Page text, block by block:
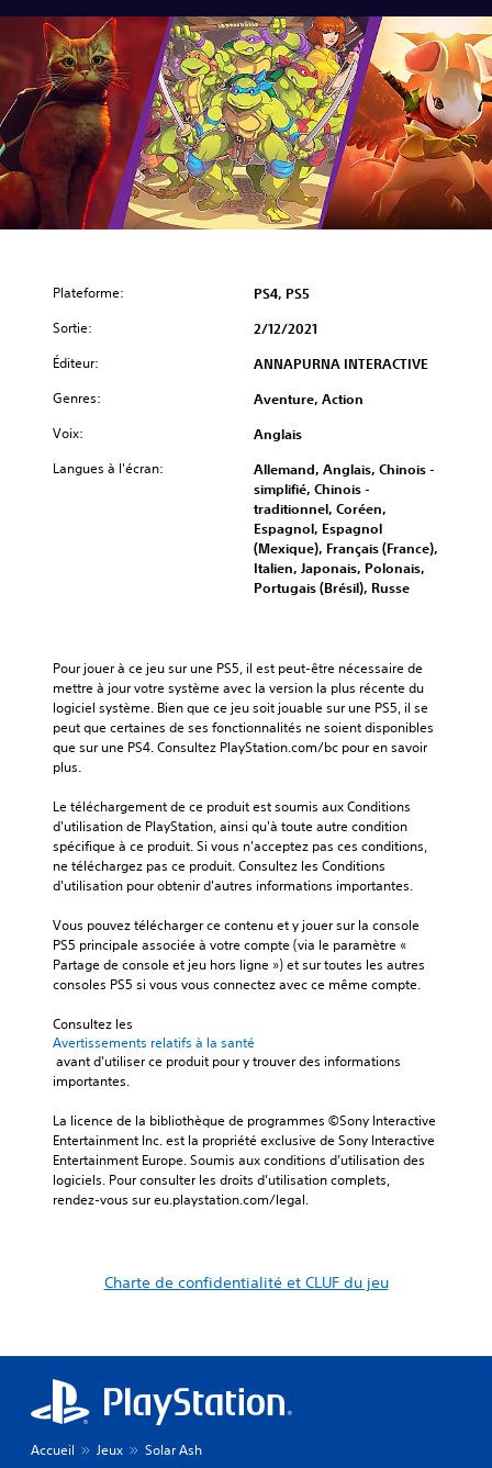
Plateforme: PS4, PS5
Sortie: 2/12/2021
Éditeur: ANNAPURNA INTERACTIVE
Genres: Aventure, Action
Voix: Anglais
Langues à l'écran:
Allemand, Anglais, Chinois -
simplifié, Chinois -
traditionnel, Coréen,
Espagnol, Espagnol
(Mexique), Français (France),
Italien, Japonais, Polonais,
Portugais (Brésil), Russe
Pour jouer à ce jeu sur une PS5, il est peut-être nécessaire de
mettre à jour votre système avec la version la plus récente du
logiciel système. Bien que ce jeu soit jouable sur une PS5, il se
peut que certaines de ses fonctionnalités ne soient disponibles
que sur une PS4. Consultez PlayStation.com/bc pour en savoir
plus.
Le téléchargement de ce produit est soumis aux Conditions
d'utilisation de PlayStation, ainsi qu'à toute autre condition
spécifique à ce produit. Si vous n'acceptez pas ces conditions,
ne téléchargez pas ce produit. Consultez les Conditions
d'utilisation pour obtenir d'autres informations importantes.
Vous pouvez télécharger ce contenu et y jouer sur la console
PS5 principale associée à votre compte (via le paramètre «
Partage de console et jeu hors ligne ») et sur toutes les autres
consoles PS5 si vous vous connectez avec ce même compte.
Consultez les
Avertissements relatifs à la santé
importantes.
La licence de la bibliothèque de programmes ©Sony Interactive
Entertainment Inc. est la propriété exclusive de Sony Interactive
Entertainment Europe. Soumis aux conditions d’utilisation des
logiciels. Pour consulter les droits d’utilisation complets,
rendez-vous sur eu.playstation.com/legal.
Charte de confidentialité et CLUF du jeu
Accueil Jeux Solar Ash